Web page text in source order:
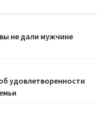
не дали мужчине
удовлетворенности